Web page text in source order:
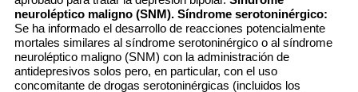
neuroléptico maligno (SNM). Síndrome serotoninérgico:
Se ha informado el desarrollo de reacciones potencialmente
mortales similares al síndrome serotoninérgico o al síndrome
neuroléptico maligno (SNM) con la administración de
antidepresivos solos pero, en particular, con el uso
concomitante de drogas serotoninérgicas (incluidos los